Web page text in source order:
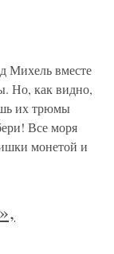
Михель вместе
Но, как видно,
их трюмы
Все моря
монетой и